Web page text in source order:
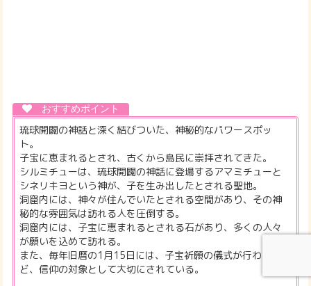
琉球開闢の神話と深く結びついた、神秘的なパワースポッ
ト。
子宝に恵まれるとされ、古くから島民に崇拝されてきた。
シルミチューは、琉球開闢の神話に登場するアマミチューと
シネリキヨという神が、子を生み出したとされる聖地。
洞窟内には、神々が住んでいたとされる空間があり、その神
秘的な雰囲気は訪れる人を圧倒する。
洞窟内には、子宝に恵まれるとされる石があり、多くの人々
が願いを込めて訪れる。
また、毎年旧暦の1月15日には、子宝祈願の儀式が行われるな
ど、信仰の対象として大切にされている。